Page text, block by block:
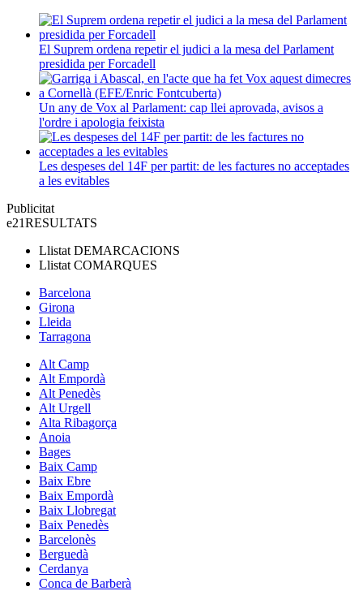
El Suprem ordena repetir el judici a la mesa del Parlament
presidida per Forcadell
Un any de Vox al Parlament: cap llei aprovada, avisos a
l'ordre i apologia feixista
Les despeses del 14F per partit: de les factures no acceptades
a les evitables
Publicitat
e21RESULTATS
Llistat DEMARCACIONS
Llistat COMARQUES
Barcelona
Girona
Lleida
Tarragona
Alt Camp
Alt Empordà
Alt Penedès
Alt Urgell
Alta Ribagorça
Anoia
Bages
Baix Camp
Baix Ebre
Baix Empordà
Baix Llobregat
Baix Penedès
Barcelonès
Berguedà
Cerdanya
Conca de Barberà